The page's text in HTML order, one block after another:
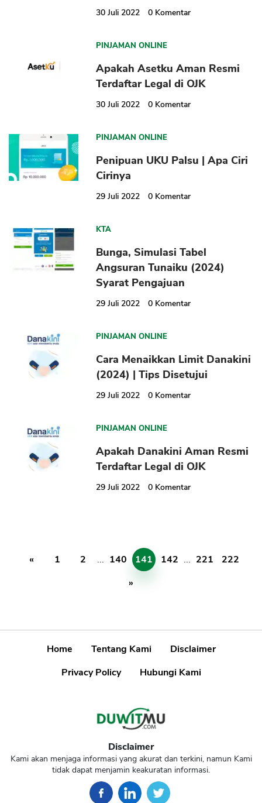
30 Juli 2022 0 Komentar
PINJAMAN ONLINE
Apakah Asetku Aman Resmi
Terdaftar Legal di OJK
30 Juli 2022 0 Komentar
PINJAMAN ONLINE
Penipuan UKU Palsu | Apa Ciri
Cirinya
29 Juli 2022 0 Komentar
KTA
Bunga, Simulasi Tabel
Angsuran Tunaiku (2024)
Syarat Pengajuan
29 Juli 2022 0 Komentar
PINJAMAN ONLINE
Cara Menaikkan Limit Danakini
(2024) | Tips Disetujui
29 Juli 2022 0 Komentar
PINJAMAN ONLINE
Apakah Danakini Aman Resmi
Terdaftar Legal di OJK
29 Juli 2022 0 Komentar
« 1 2 ... 140 141 142 ... 221
222
»
Home Tentang Kami
Disclaimer
Privacy Policy
Hubungi Kami
Disclaimer
Kami akan menjaga informasi yang akurat dan terkini, namun Kami
tidak dapat menjamin keakuratan informasi.